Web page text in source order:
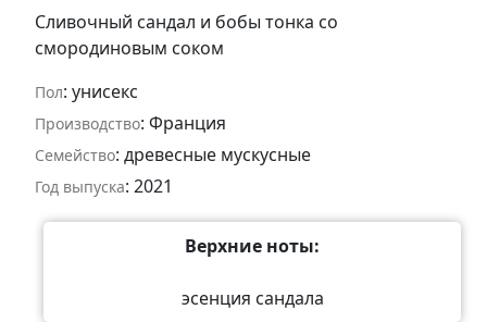
Сливочный сандал и бобы тонка со
смородиновым соком
Пол: унисекс
Производство: Франция
Семейство: древесные мускусные
Год выпуска: 2021
Верхние ноты:
эсенция сандала